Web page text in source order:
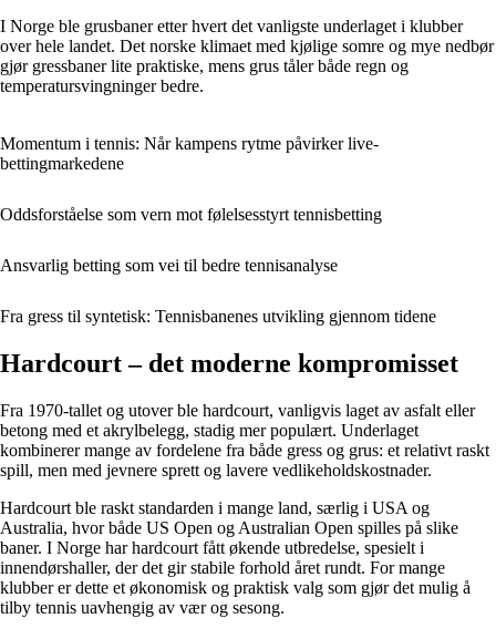
I Norge ble grusbaner etter hvert det vanligste underlaget i klubber
over hele landet. Det norske klimaet med kjølige somre og mye nedbør
gjør gressbaner lite praktiske, mens grus tåler både regn og
temperatursvingninger bedre.
Momentum i tennis: Når kampens rytme påvirker live-
bettingmarkedene
Oddsforståelse som vern mot følelsesstyrt tennisbetting
Ansvarlig betting som vei til bedre tennisanalyse
Fra gress til syntetisk: Tennisbanenes utvikling gjennom tidene
Hardcourt – det moderne kompromisset
Fra 1970-tallet og utover ble hardcourt, vanligvis laget av asfalt eller
betong med et akrylbelegg, stadig mer populært. Underlaget
kombinerer mange av fordelene fra både gress og grus: et relativt raskt
spill, men med jevnere sprett og lavere vedlikeholdskostnader.
Hardcourt ble raskt standarden i mange land, særlig i USA og
Australia, hvor både US Open og Australian Open spilles på slike
baner. I Norge har hardcourt fått økende utbredelse, spesielt i
innendørshaller, der det gir stabile forhold året rundt. For mange
klubber er dette et økonomisk og praktisk valg som gjør det mulig å
tilby tennis uavhengig av vær og sesong.